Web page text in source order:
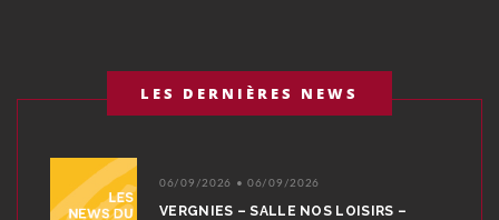
LES DERNIÈRES NEWS
06/09/2026 • 06/09/2026
VERGNIES – SALLE NOS LOISIRS –